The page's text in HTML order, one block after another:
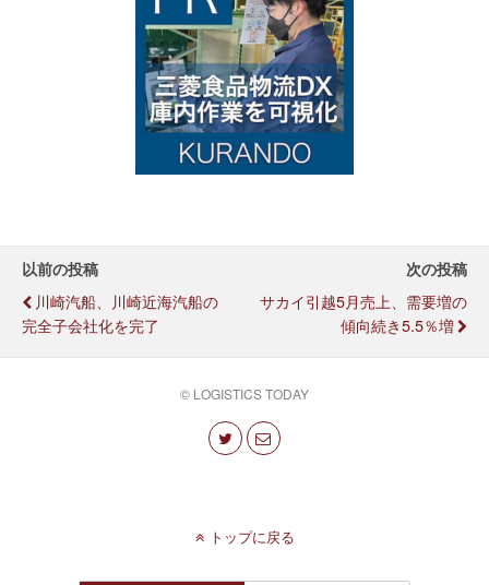
以前の投稿
川崎汽船、川崎近海汽船の
完全子会社化を完了
次の投稿
サカイ引越5月売上、需要増の
傾向続き5.5％増
© LOGISTICS TODAY
トップに戻る